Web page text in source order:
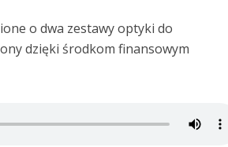
o dwa zestawy optyki do
dzięki środkom finansowym